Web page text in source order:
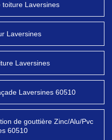
toiture Laversines
Laversines
Laversines
Laversines 60510
de gouttière Zinc/Alu/Pvc
60510